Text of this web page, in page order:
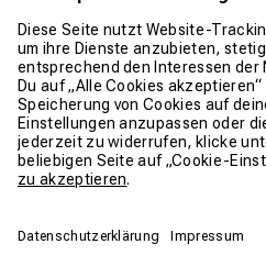
KONTAKT